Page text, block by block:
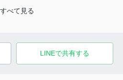
すべて見る
LINEで共有する